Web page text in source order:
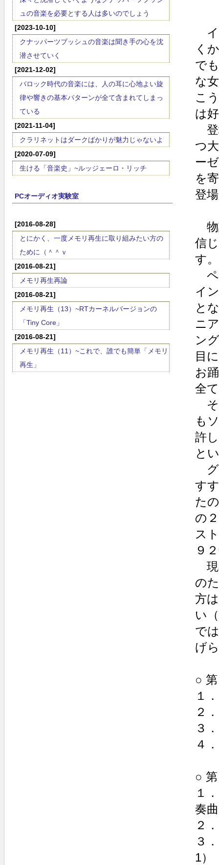
ュの音楽を必要とする人は多いのでしょう
[2023-10-10]
クナッパーツブッシュの音楽は聞き手の心を沈
潜させていく
[2021-12-02]
バロック時代の音楽には、人の耳に心地よい旋
律や響きの基本パターンが全て含まれてしまっ
ている
[2021-11-04]
クラリネットはダークばかりが魅力じゃないよ
[2020-07-09]
生ける「音楽史」~ルッジェーロ・リッチ
PCオーディオ実験室
[2016-08-28]
とにかく、一度メモリ再生に取り組みたい方の
ために（＾＾ｖ
[2016-08-21]
メモリ再生再論
[2016-08-21]
メモリ再生（13）~RTカーネルバージョンの
「Tiny Core」
[2016-08-21]
メモリ再生（11）~これで、誰でも簡単「メモリ
再生」
イ
く
で
な
こ
は
登
つ
ー
を
登
物
信
す。
ペ
イ
と
ニ
ン
目
お
全
そ
も
許
と
グ
す
た
の
ス
９
現
の
方
い
で
げ
○
１
２
３
４
○
１
奏
２
３
1）